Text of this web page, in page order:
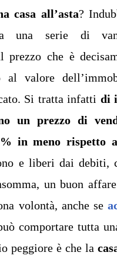
casa all’asta?
una serie di
prezzo che è
al valore
Si tratta infatti di
un prezzo di
in meno rispetto
e liberi dai debiti,
un buon
volontà, anche se
comportare tutta
peggiore è che la